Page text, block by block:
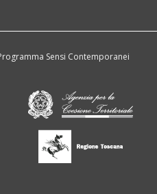
Sensi Contemporanei